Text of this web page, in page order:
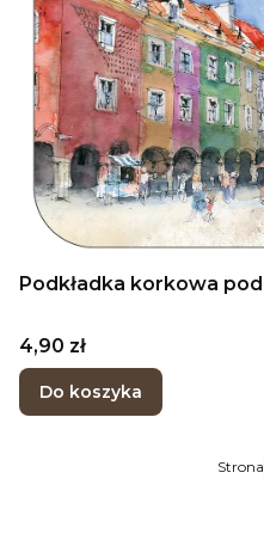
Podkładka korkowa
Cena
4,90 zł
Do koszyka
Strona